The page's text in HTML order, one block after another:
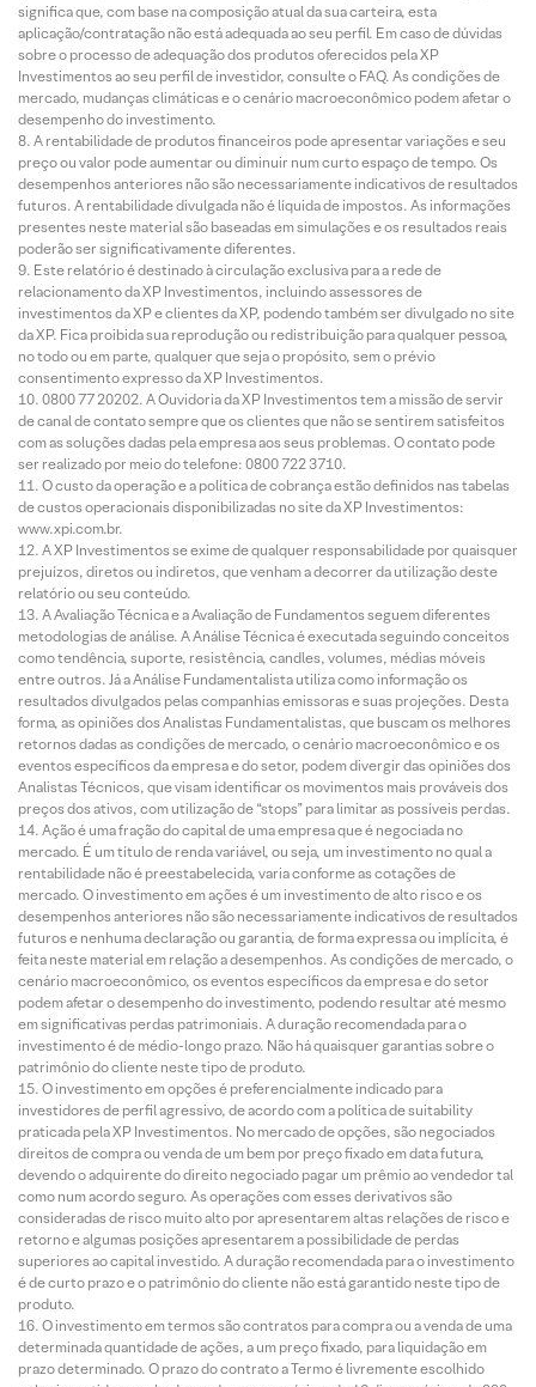
significa que, com base na composição atual da sua carteira, esta
aplicação/contratação não está adequada ao seu perfil. Em caso de dúvidas
sobre o processo de adequação dos produtos oferecidos pela XP
Investimentos ao seu perfil de investidor, consulte o FAQ. As condições de
mercado, mudanças climáticas e o cenário macroeconômico podem afetar o
desempenho do investimento.
A rentabilidade de produtos financeiros pode apresentar variações e seu
preço ou valor pode aumentar ou diminuir num curto espaço de tempo. Os
desempenhos anteriores não são necessariamente indicativos de resultados
futuros. A rentabilidade divulgada não é líquida de impostos. As informações
presentes neste material são baseadas em simulações e os resultados reais
poderão ser significativamente diferentes.
Este relatório é destinado à circulação exclusiva para a rede de
relacionamento da XP Investimentos, incluindo assessores de
investimentos da XP e clientes da XP, podendo também ser divulgado no site
da XP. Fica proibida sua reprodução ou redistribuição para qualquer pessoa,
no todo ou em parte, qualquer que seja o propósito, sem o prévio
consentimento expresso da XP Investimentos.
0800 77 20202. A Ouvidoria da XP Investimentos tem a missão de servir
de canal de contato sempre que os clientes que não se sentirem satisfeitos
com as soluções dadas pela empresa aos seus problemas. O contato pode
ser realizado por meio do telefone: 0800 722 3710.
O custo da operação e a política de cobrança estão definidos nas tabelas
de custos operacionais disponibilizadas no site da XP Investimentos:
www.xpi.com.br.
A XP Investimentos se exime de qualquer responsabilidade por quaisquer
prejuízos, diretos ou indiretos, que venham a decorrer da utilização deste
relatório ou seu conteúdo.
A Avaliação Técnica e a Avaliação de Fundamentos seguem diferentes
metodologias de análise. A Análise Técnica é executada seguindo conceitos
como tendência, suporte, resistência, candles, volumes, médias móveis
entre outros. Já a Análise Fundamentalista utiliza como informação os
resultados divulgados pelas companhias emissoras e suas projeções. Desta
forma, as opiniões dos Analistas Fundamentalistas, que buscam os melhores
retornos dadas as condições de mercado, o cenário macroeconômico e os
eventos específicos da empresa e do setor, podem divergir das opiniões dos
Analistas Técnicos, que visam identificar os movimentos mais prováveis dos
preços dos ativos, com utilização de “stops” para limitar as possíveis perdas.
Ação é uma fração do capital de uma empresa que é negociada no
mercado. É um título de renda variável, ou seja, um investimento no qual a
rentabilidade não é preestabelecida, varia conforme as cotações de
mercado. O investimento em ações é um investimento de alto risco e os
desempenhos anteriores não são necessariamente indicativos de resultados
futuros e nenhuma declaração ou garantia, de forma expressa ou implícita, é
feita neste material em relação a desempenhos. As condições de mercado, o
cenário macroeconômico, os eventos específicos da empresa e do setor
podem afetar o desempenho do investimento, podendo resultar até mesmo
em significativas perdas patrimoniais. A duração recomendada para o
investimento é de médio-longo prazo. Não há quaisquer garantias sobre o
patrimônio do cliente neste tipo de produto.
O investimento em opções é preferencialmente indicado para
investidores de perfil agressivo, de acordo com a política de suitability
praticada pela XP Investimentos. No mercado de opções, são negociados
direitos de compra ou venda de um bem por preço fixado em data futura,
devendo o adquirente do direito negociado pagar um prêmio ao vendedor tal
como num acordo seguro. As operações com esses derivativos são
consideradas de risco muito alto por apresentarem altas relações de risco e
retorno e algumas posições apresentarem a possibilidade de perdas
superiores ao capital investido. A duração recomendada para o investimento
é de curto prazo e o patrimônio do cliente não está garantido neste tipo de
produto.
O investimento em termos são contratos para compra ou a venda de uma
determinada quantidade de ações, a um preço fixado, para liquidação em
prazo determinado. O prazo do contrato a Termo é livremente escolhido